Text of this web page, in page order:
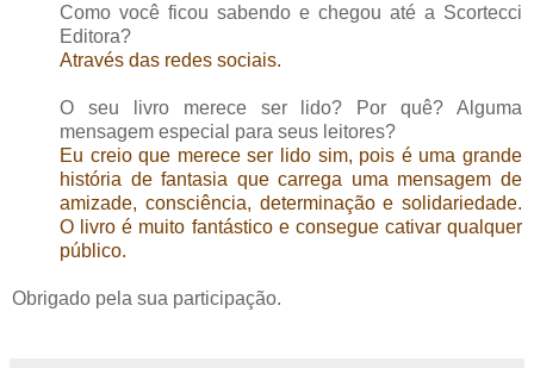
Como você ficou sabendo e chegou até a Scortecci
Editora?
Através das redes sociais.
O seu livro merece ser lido? Por quê? Alguma
mensagem especial para seus leitores?
Eu creio que merece ser lido sim, pois é uma grande
história de fantasia que carrega uma mensagem de
amizade, consciência, determinação e solidariedade.
O livro é muito fantástico e consegue cativar qualquer
público.
Obrigado pela sua participação.